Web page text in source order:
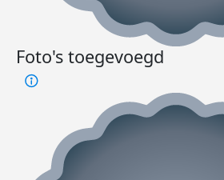
Foto's toegevoegd